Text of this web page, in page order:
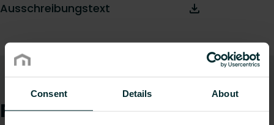
Consent Details About
Ausschreibungstext
Beschreibung Nach oben
Produktbeschreibung